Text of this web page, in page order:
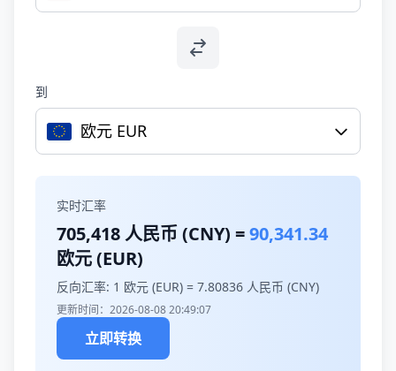
到
欧元 EUR
实时汇率
705,418人民币 (CNY) =90,341.34
欧元 (EUR)
反向汇率: 1 欧元 (EUR) = 7.80836 人民币 (CNY)
更新时间：2026-08-08 20:49:07
立即转换